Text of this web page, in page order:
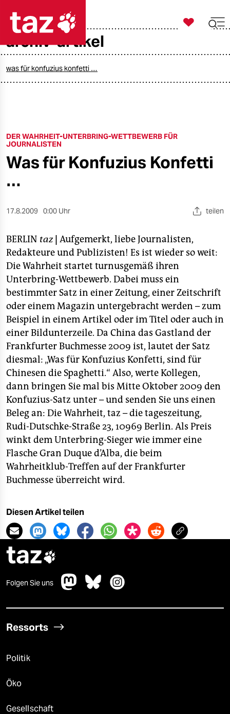
öko
gesellschaft
kultur
sport
berlin
nord
wahrheit
verlag
verlag
veranstaltungen
shop
fragen & hilfe
unterstützen
abo
genossenschaft
epaper login

taz zahl ich
archiv-artikel
was für konfuzius konfetti …
DER WAHRHEIT-UNTERBRING-WETTBEWERB FÜR
JOURNALISTEN
Was für Konfuzius Konfetti
…
17.8.2009 0:00 Uhr teilen
BERLIN taz Aufgemerkt, liebe Journalisten,
Redakteure und Publizisten! Es ist wieder so weit:
Die Wahrheit startet turnusgemäß ihren
Unterbring-Wettbewerb. Dabei muss ein
bestimmter Satz in einer Zeitung, einer Zeitschrift
oder einem Magazin untergebracht werden – zum
Beispiel in einem Artikel oder im Titel oder auch in
einer Bildunterzeile. Da China das Gastland der
Frankfurter Buchmesse 2009 ist, lautet der Satz
diesmal: „Was für Konfuzius Konfetti, sind für
Chinesen die Spaghetti.“ Also, werte Kollegen,
dann bringen Sie mal bis Mitte Oktober 2009 den
Konfuzius-Satz unter – und senden Sie uns einen
Beleg an: Die Wahrheit, taz – die tageszeitung,
Rudi-Dutschke-Straße 23, 10969 Berlin. Als Preis
winkt dem Unterbring-Sieger wie immer eine
Flasche Gran Duque d’Alba, die beim
Wahrheitklub-Treffen auf der Frankfurter
Buchmesse überreicht wird.
Diesen Artikel teilen
taz
Folgen Sie uns
Ressorts
Politik
Öko
Gesellschaft